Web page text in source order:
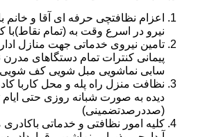
اعزام نظافتچی حرفه ای آقا و خانم
نیرو در اسرع وقت به (تمام نقاط)با
تامین نیروی خدماتی جهت منازل
پیمانی کنترات تمام دستگاهای
سابی نماشویی مبل شویی کف شویی
نظافت منزل راه پله و محل کاربا
دیده به صورت شبانه روزی حتی
(صددرصدتضمینی)
کلیه امور نظافتی و خدماتی